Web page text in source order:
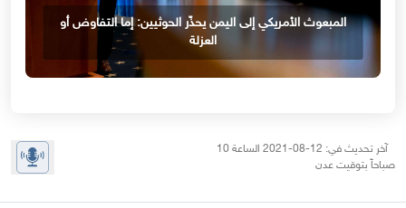
المبعوث الأمريكي إلى اليمن يحذّر الحوثيين: إما التفاوض أو
العزلة
آخر تحديث في: 12-08-2021 الساعة 10
صباحاً بتوقيت عدن